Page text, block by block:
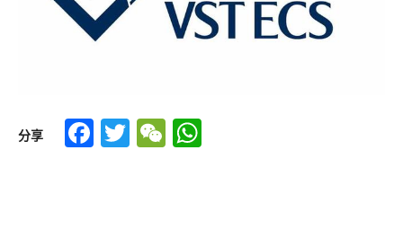
分享 Facebook
TwitterWeChat